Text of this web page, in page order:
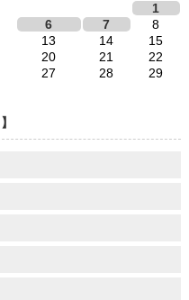
1
6 7
8
13 14
15
20 21
22
27 28
29